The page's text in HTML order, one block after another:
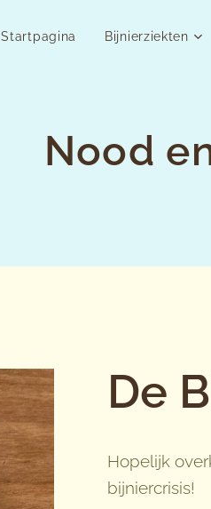
Startpagina Bijnierziekten
Nood
De
Hopelijk
bijniercrisis!